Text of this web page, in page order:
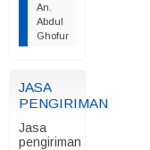
An.
Abdul
Ghofur
JASA
PENGIRIMAN
Jasa
pengiriman